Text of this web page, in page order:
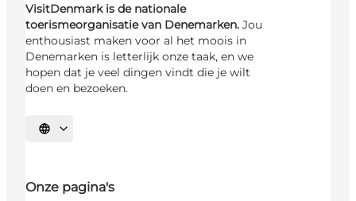
VisitDenmark is de nationale
toerismeorganisatie van Denemarken. Jou
enthousiast maken voor al het moois in
Denemarken is letterlijk onze taak, en we
hopen dat je veel dingen vindt die je wilt
doen en bezoeken.
Selecteer taal
Onze pagina's